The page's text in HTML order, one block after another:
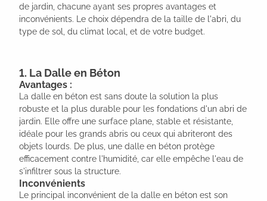
de jardin, chacune ayant ses propres avantages et
inconvénients. Le choix dépendra de la taille de l'abri, du
type de sol, du climat local, et de votre budget.
1. La Dalle en Béton
Avantages :
La dalle en béton est sans doute la solution la plus
robuste et la plus durable pour les fondations d'un abri de
jardin. Elle offre une surface plane, stable et résistante,
idéale pour les grands abris ou ceux qui abriteront des
objets lourds. De plus, une dalle en béton protège
efficacement contre l'humidité, car elle empêche l'eau de
s'infiltrer sous la structure.
Inconvénients
Le principal inconvénient de la dalle en béton est son